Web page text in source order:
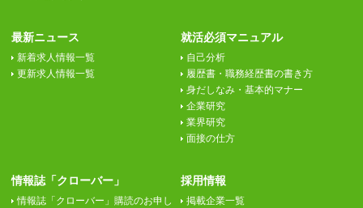
最新ニュース
新着求人情報一覧
更新求人情報一覧
就活必須マニュアル
自己分析
履歴書・職務経歴書の書き方
身だしなみ・基本的マナー
企業研究
業界研究
面接の仕方
情報誌「クローバー」
情報誌「クローバー」購読のお申し
採用情報
掲載企業一覧